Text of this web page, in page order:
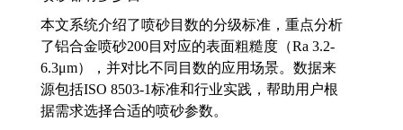
本文系统介绍了喷砂目数的分级标准，重点分析
了铝合金喷砂200目对应的表面粗糙度（Ra 3.2-
6.3μm），并对比不同目数的应用场景。数据来
源包括ISO 8503-1标准和行业实践，帮助用户根
据需求选择合适的喷砂参数。